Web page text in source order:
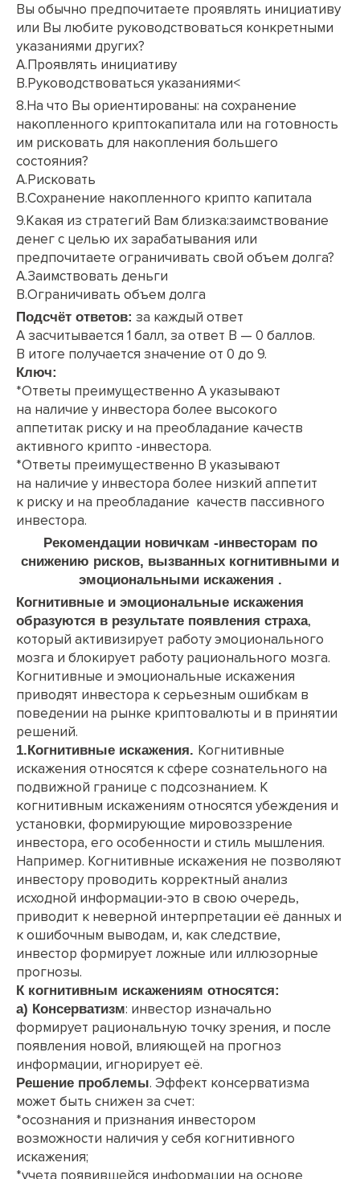
Вы обычно предпочитаете проявлять инициативу
или Вы любите руководствоваться конкретными
указаниями других?
A.Проявлять инициативу
B.Руководствоваться указаниями<
8.На что Вы ориентированы: на сохранение
накопленного криптокапитала или на готовность
им рисковать для накопления большего
состояния?
A.Рисковать
B.Сохранение накопленного крипто капитала
9.Какая из стратегий Вам близка:заимствование
денег с целью их зарабатывания или
предпочитаете ограничивать свой объем долга?
A.Заимствовать деньги
B.Ограничивать объем долга
Подсчёт ответов: за каждый ответ
А засчитывается 1 балл, за ответ B — 0 баллов.
В итоге получается значение от 0 до 9.
Ключ:
*Ответы преимущественно А указывают
на наличие у инвестора более высокого
аппетитак риску и на преобладание качеств
активного крипто -инвестора.
*Ответы преимущественно B указывают
на наличие у инвестора более низкий аппетит
к риску и на преобладание качеств пассивного
инвестора.
Рекомендации новичкам -инвесторам по
снижению рисков, вызванных когнитивными и
эмоциональными искажения .
Когнитивные и эмоциональные искажения
образуются в результате появления страха,
который активизирует работу эмоционального
мозга и блокирует работу рационального мозга.
Когнитивные и эмоциональные искажения
приводят инвестора к серьезным ошибкам в
поведении на рынке криптовалюты и в принятии
решений.
1.Когнитивные искажения. Когнитивные
искажения относятся к сфере сознательного на
подвижной границе с подсознанием. К
когнитивным искажениям относятся убеждения и
установки, формирующие мировоззрение
инвестора, его особенности и стиль мышления.
Например. Когнитивные искажения не позволяют
инвестору проводить корректный анализ
исходной информации-это в свою очередь,
приводит к неверной интерпретации её данных и
к ошибочным выводам, и, как следствие,
инвестор формирует ложные или иллюзорные
прогнозы.
К когнитивным искажениям относятся:
а) Консерватизм: инвестор изначально
формирует рациональную точку зрения, и после
появления новой, влияющей на прогноз
информации, игнорирует её.
Решение проблемы. Эффект консерватизма
может быть снижен за счет:
*осознания и признания инвестором
возможности наличия у себя когнитивного
искажения;
*учета появившейся информации на основе